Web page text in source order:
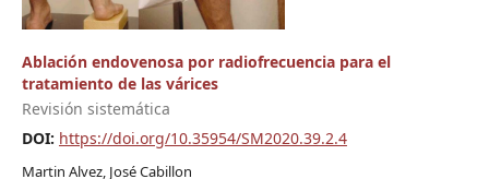
Ablación endovenosa por radiofrecuencia para el
tratamiento de las várices
Revisión sistemática
DOI: https://doi.org/10.35954/SM2020.39.2.4
Martin Alvez, José Cabillon